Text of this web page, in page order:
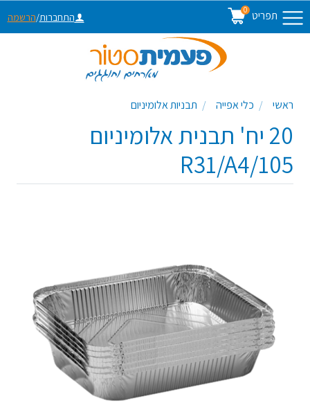
תפריט 0
התחברות/הרשמה
ראשי כלי אפייה תבניות אלומיניום
20 יח' תבנית אלומיניום
105/R31/A4